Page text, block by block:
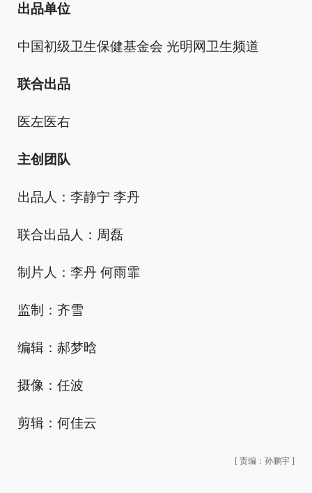
出品单位
中国初级卫生保健基金会 光明网卫生频道
联合出品
医左医右
主创团队
出品人：李静宁 李丹
联合出品人：周磊
制片人：李丹 何雨霏
监制：齐雪
编辑：郝梦晗
摄像：任波
剪辑：何佳云
[ 责编：孙鹏宇 ]